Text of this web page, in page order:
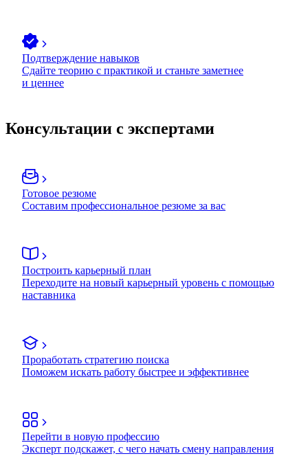
Подтверждение навыков
Сдайте теорию с практикой и станьте заметнее
и ценнее
Консультации с экспертами
Готовое резюме
Составим профессиональное резюме за вас
Построить карьерный план
Переходите на новый карьерный уровень с помощью
наставника
Проработать стратегию поиска
Поможем искать работу быстрее и эффективнее
Перейти в новую профессию
Эксперт подскажет, с чего начать смену направления